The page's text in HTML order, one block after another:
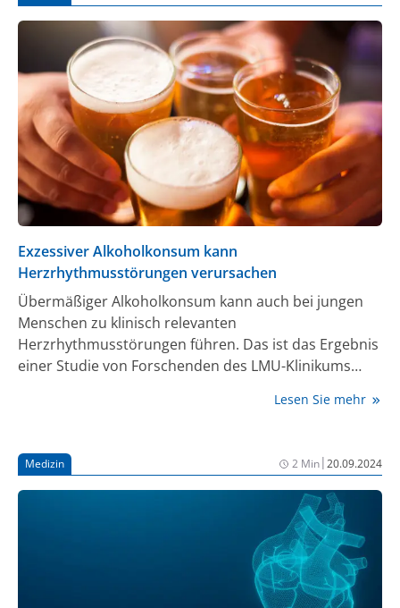
Exzessiver Alkoholkonsum kann
Herzrhythmusstörungen verursachen
Übermäßiger Alkoholkonsum kann auch bei jungen
Menschen zu klinisch relevanten
Herzrhythmusstörungen führen. Das ist das Ergebnis
einer Studie von Forschenden des LMU-Klinikums
den Herzrhythmus von über 200 jungen
„European Heart Journal“ veröffentlicht (1).
Lesen Sie mehr
Medizin 2 Min|20.09.2024